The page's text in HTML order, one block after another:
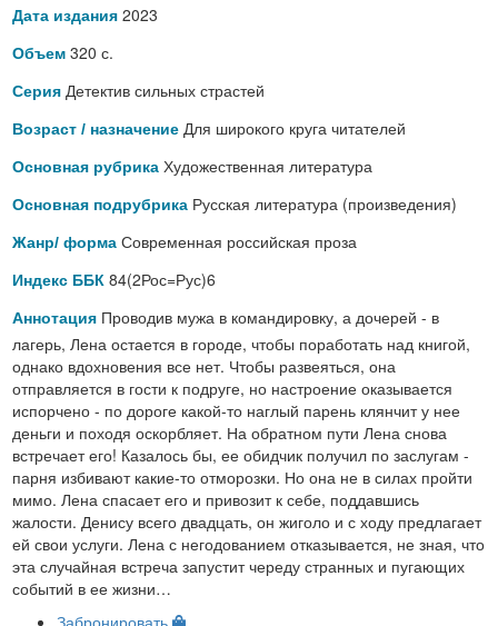
Дата издания 2023
Объем 320 с.
Серия Детектив сильных страстей
Возраст / назначение Для широкого круга читателей
Основная рубрика Художественная литература
Основная подрубрика Русская литература (произведения)
Жанр/ форма Современная российская проза
Индекс ББК 84(2Рос=Рус)6
Аннотация Проводив мужа в командировку, а дочерей - в
лагерь, Лена остается в городе, чтобы поработать над книгой,
однако вдохновения все нет. Чтобы развеяться, она
отправляется в гости к подруге, но настроение оказывается
испорчено - по дороге какой-то наглый парень клянчит у нее
деньги и походя оскорбляет. На обратном пути Лена снова
встречает его! Казалось бы, ее обидчик получил по заслугам -
парня избивают какие-то отморозки. Но она не в силах пройти
мимо. Лена спасает его и привозит к себе, поддавшись
жалости. Денису всего двадцать, он жиголо и с ходу предлагает
ей свои услуги. Лена с негодованием отказывается, не зная, что
эта случайная встреча запустит череду странных и пугающих
событий в ее жизни…
Забронировать